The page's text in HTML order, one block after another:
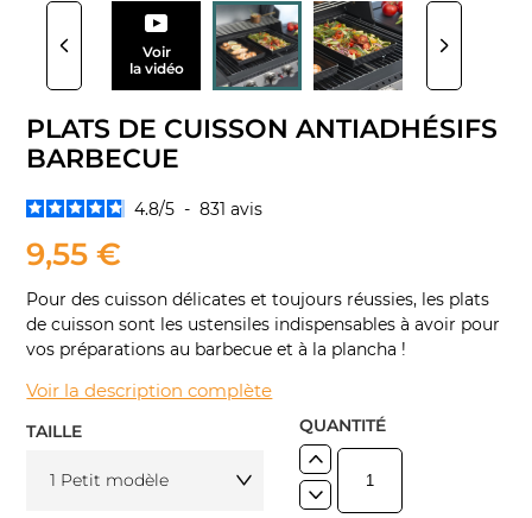
Voir
la vidéo
PLATS DE CUISSON ANTIADHÉSIFS
BARBECUE
4.8/5 - 831avis
9,55 €
Pour des cuisson délicates et toujours réussies, les plats
de cuisson sont les ustensiles indispensables à avoir pour
vos préparations au barbecue et à la plancha !
Voir la description complète
TAILLE
1 Petit modèle
QUANTITÉ